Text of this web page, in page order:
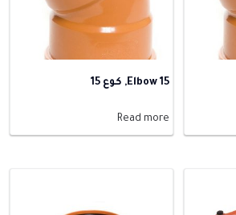
Elbow 15, كوع 15
Read more